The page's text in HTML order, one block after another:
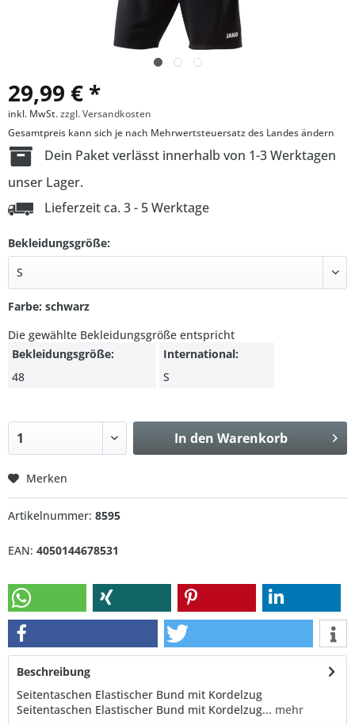
29,99 € *
inkl. MwSt.zzgl. Versandkosten
Gesamtpreis kann sich je nach Mehrwertsteuersatz des Landes ändern
Dein Paket verlässt innerhalb von 1-3 Werktagen
unser Lager.
Lieferzeit ca. 3 - 5 Werktage
Bekleidungsgröße:
Farbe: schwarz
Die gewählte Bekleidungsgröße entspricht
Bekleidungsgröße:
48
International:
S
In den Warenkorb
Merken
Artikelnummer: 8595
EAN: 4050144678531
Beschreibung
Seitentaschen Elastischer Bund mit Kordelzug
Seitentaschen Elastischer Bund mit Kordelzug... mehr